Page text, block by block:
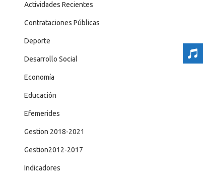
Actividades Recientes
Contrataciones Públicas
Deporte
Desarrollo Social
Economía
Educación
Efemerides
Gestion 2018-2021
Gestion2012-2017
Indicadores